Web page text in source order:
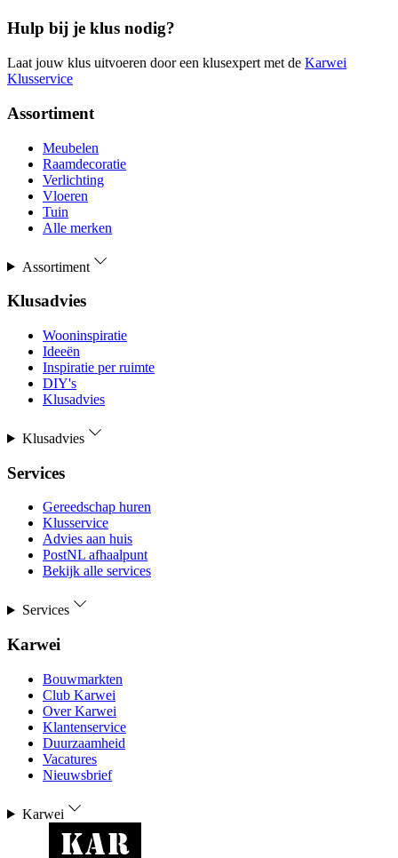
Hulp bij je klus nodig?
Laat jouw klus uitvoeren door een klusexpert met de Karwei
Klusservice
Assortiment
Meubelen
Raamdecoratie
Verlichting
Vloeren
Tuin
Alle merken
Assortiment
Klusadvies
Wooninspiratie
Ideeën
Inspiratie per ruimte
DIY's
Klusadvies
Klusadvies
Services
Gereedschap huren
Klusservice
Advies aan huis
PostNL afhaalpunt
Bekijk alle services
Services
Karwei
Bouwmarkten
Club Karwei
Over Karwei
Klantenservice
Duurzaamheid
Vacatures
Nieuwsbrief
Karwei